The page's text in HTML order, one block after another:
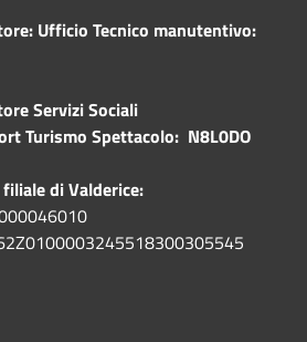
Ufficio Tecnico manutentivo:
Servizi Sociali
Turismo Spettacolo: N8L0DO
di Valderice: